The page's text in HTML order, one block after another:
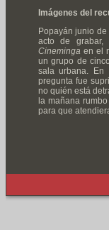
Imágenes del
Popayán junio
acto de grabar,
Cineminga en el
un grupo de
sala urbana.
pregunta fue
no quién está
la mañana
para que